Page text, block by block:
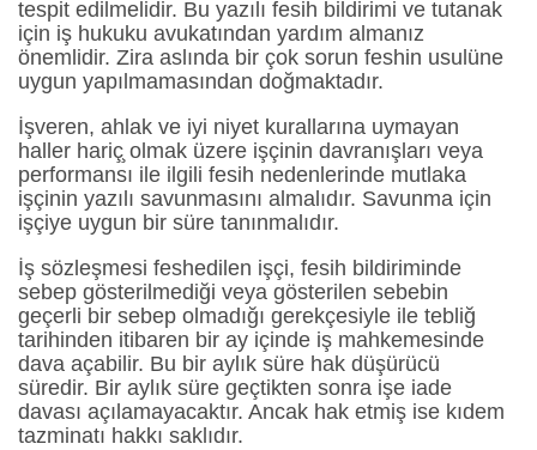
tespit edilmelidir. Bu yazılı fesih bildirimi ve tutanak
için iş hukuku avukatından yardım almanız
önemlidir. Zira aslında bir çok sorun feshin usulüne
uygun yapılmamasından doğmaktadır.
İşveren, ahlak ve iyi niyet kurallarına uymayan
haller hariç̧ olmak üzere işçinin davranışları veya
performansı ile ilgili fesih nedenlerinde mutlaka
işçinin yazılı savunmasını almalıdır. Savunma için
işçiye uygun bir süre tanınmalıdır.
İş sözleşmesi feshedilen işçi, fesih bildiriminde
sebep gösterilmediği veya gösterilen sebebin
geçerli bir sebep olmadığı gerekçesiyle ile tebliğ
tarihinden itibaren bir ay içinde iş mahkemesinde
dava açabilir. Bu bir aylık süre hak düşürücü
süredir. Bir aylık süre geçtikten sonra işe iade
davası açılamayacaktır. Ancak hak etmiş ise kıdem
tazminatı hakkı saklıdır.